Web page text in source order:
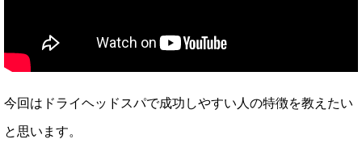
今回はドライヘッドスパで成功しやすい人の特徴を教えたい
と思います。